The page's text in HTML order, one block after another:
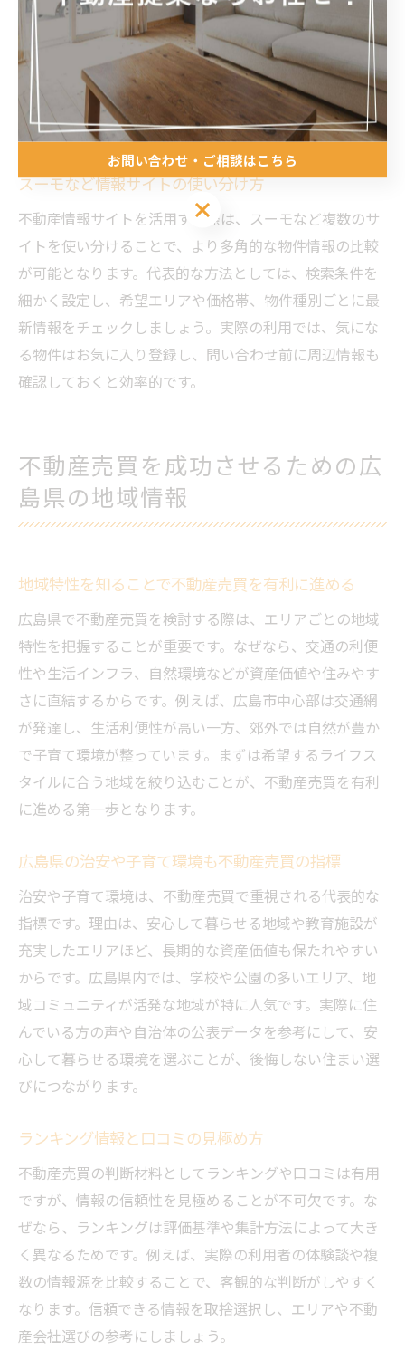
具体的には、専門家による建物診断や過去の修繕履歴の
チェック、周辺環境の変化も調査しましょう。実際の購
入手続きでは、契約条件の詳細や引き渡し時期、瑕疵担
保責任の範囲なども明確にしておくと安心です。段階的
に確認し、納得できる物件選びを心がけましょう。
スーモなど情報サイトの使い分け方
不動産情報サイトを活用する際は、スーモなど複数のサ
イトを使い分けることで、より多角的な物件情報の比較
が可能となります。代表的な方法としては、検索条件を
細かく設定し、希望エリアや価格帯、物件種別ごとに最
新情報をチェックしましょう。実際の利用では、気にな
る物件はお気に入り登録し、問い合わせ前に周辺情報も
確認しておくと効率的です。
不動産売買を成功させるための広
島県の地域情報
地域特性を知ることで不動産売買を有利に進める
広島県で不動産売買を検討する際は、エリアごとの地域
特性を把握することが重要です。なぜなら、交通の利便
性や生活インフラ、自然環境などが資産価値や住みやす
さに直結するからです。例えば、広島市中心部は交通網
が発達し、生活利便性が高い一方、郊外では自然が豊か
で子育て環境が整っています。まずは希望するライフス
タイルに合う地域を絞り込むことが、不動産売買を有利
に進める第一歩となります。
広島県の治安や子育て環境も不動産売買の指標
治安や子育て環境は、不動産売買で重視される代表的な
指標です。理由は、安心して暮らせる地域や教育施設が
充実したエリアほど、長期的な資産価値も保たれやすい
からです。広島県内では、学校や公園の多いエリア、地
域コミュニティが活発な地域が特に人気です。実際に住
んでいる方の声や自治体の公表データを参考にして、安
心して暮らせる環境を選ぶことが、後悔しない住まい選
びにつながります。
ランキング情報と口コミの見極め方
不動産売買の判断材料としてランキングや口コミは有用
ですが、情報の信頼性を見極めることが不可欠です。な
ぜなら、ランキングは評価基準や集計方法によって大き
く異なるためです。例えば、実際の利用者の体験談や複
数の情報源を比較することで、客観的な判断がしやすく
なります。信頼できる情報を取捨選択し、エリアや不動
産会社選びの参考にしましょう。
お問い合わせ・ご相談はこちら
お問い合わせ・ご相談はこちら